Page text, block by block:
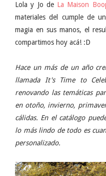
Lola y Jo de La Maison
materiales del cumple de
magia en sus manos, el
compartimos hoy acá! :D
Hace un más de un año
llamada It's Time to
renovando las temáticas
en otoño, invierno,
cálidas. En el catálogo
lo más lindo de todo es
personalizado.